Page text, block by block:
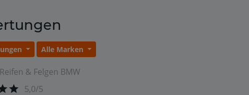
Alle Marken
& Felgen BMW
5,0/5